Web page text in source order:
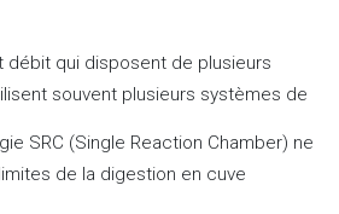
débit qui disposent de plusieurs
souvent plusieurs systèmes de
SRC (Single Reaction Chamber) ne
de la digestion en cuve